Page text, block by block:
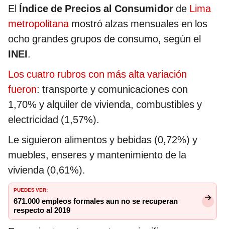
El Índice de Precios al Consumidor de Lima
metropolitanamostró alzas mensuales en los
ocho grandes grupos de consumo, según el
INEI.
Los cuatro rubros con más alta variación
fueron: transporte y comunicaciones con
1,70% y alquiler de vivienda, combustibles y
electricidad (1,57%).
Le siguieron alimentos y bebidas (0,72%) y
muebles, enseres y mantenimiento de la
vivienda (0,61%).
PUEDES VER:
671.000 empleos formales aun no se recuperan
respecto al 2019